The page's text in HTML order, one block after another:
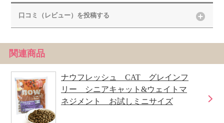
口コミ（レビュー）を投稿する
関連商品
ナウフレッシュ CAT グレインフ
リー シニアキャット&ウェイトマ
ネジメント お試しミニサイズ